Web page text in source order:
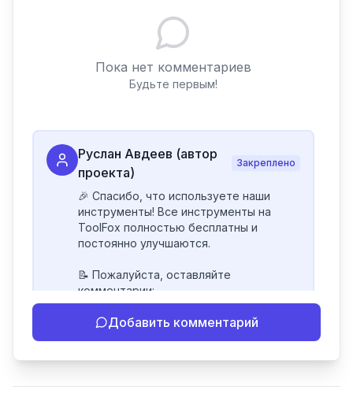
Пока нет комментариев
Будьте первым!
Руслан Авдеев (автор
проекта)
Закреплено
🎉 Спасибо, что используете наши
инструменты! Все инструменты на
ToolFox полностью бесплатны и
постоянно улучшаются.
📝 Пожалуйста, оставляйте
комментарии:
- Если инструмент работает
некорректно
Добавить комментарий